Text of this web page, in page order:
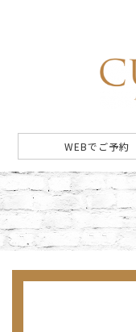
WEBでご予約